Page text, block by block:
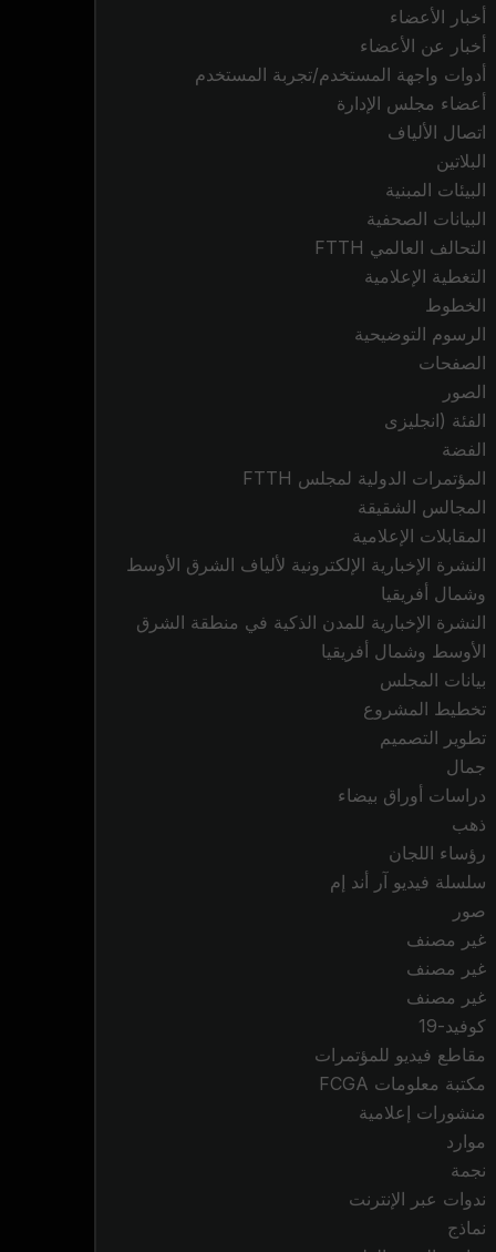
أخبار الأعضاء
أخبار عن الأعضاء
أدوات واجهة المستخدم/تجربة المستخدم
أعضاء مجلس الإدارة
اتصال الألياف
البلاتين
البيئات المبنية
البيانات الصحفية
التحالف العالمي FTTH
التغطية الإعلامية
الخطوط
الرسوم التوضيحية
الصفحات
الصور
الفئة (انجليزى
الفضة
المؤتمرات الدولية لمجلس FTTH
المجالس الشقيقة
المقابلات الإعلامية
النشرة الإخبارية الإلكترونية لألياف الشرق الأوسط
وشمال أفريقيا
النشرة الإخبارية للمدن الذكية في منطقة الشرق
الأوسط وشمال أفريقيا
بيانات المجلس
تخطيط المشروع
تطوير التصميم
جمال
دراسات أوراق بيضاء
ذهب
رؤساء اللجان
سلسلة فيديو آر أند إم
صور
غير مصنف
غير مصنف
غير مصنف
كوفيد-19
مقاطع فيديو للمؤتمرات
مكتبة معلومات FCGA
منشورات إعلامية
موارد
نجمة
ندوات عبر الإنترنت
نماذج